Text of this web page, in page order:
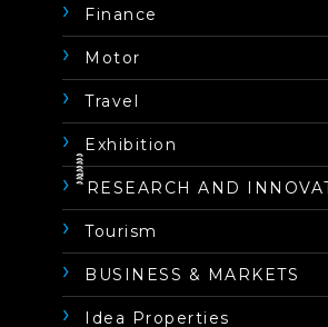
Finance
Motor
Travel
Exhibition
RESEARCH AND
Tourism
BUSINESS & MARKETS
Idea Properties